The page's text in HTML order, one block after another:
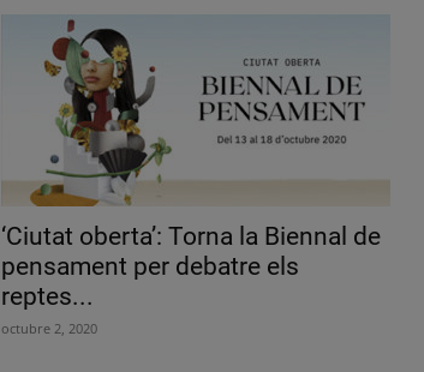
‘Ciutat oberta’: Torna la Biennal de
pensament per debatre els
reptes...
octubre 2, 2020